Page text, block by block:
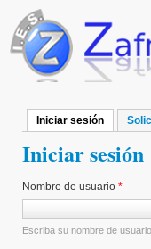
Pasar al contenido principal
Solapas
Iniciar sesión (solapa
Iniciar sesión
Nombre de usuario *
Escriba su nombre de